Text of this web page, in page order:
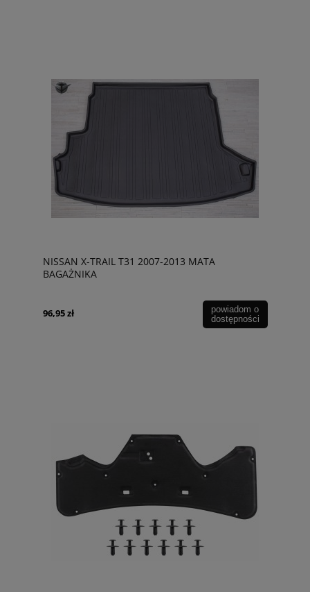
NISSAN X-TRAIL T31 2007-2013 MATA
BAGAŻNIKA
96,95 zł
powiadom o
dostępności